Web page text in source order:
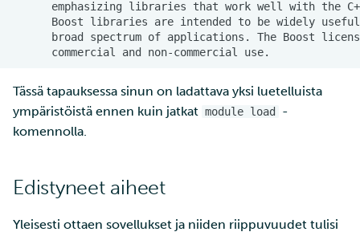
Tässä tapauksessa sinun on ladattava yksi luetelluista
ympäristöistä ennen kuin jatkat module load
-
komennolla.
Edistyneet aiheet
Yleisesti ottaen sovellukset ja niiden riippuvuudet tulisi